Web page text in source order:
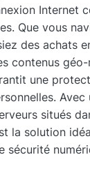
Internet
Que vous
des achats
contenus
une
situés
la solution
sécurité